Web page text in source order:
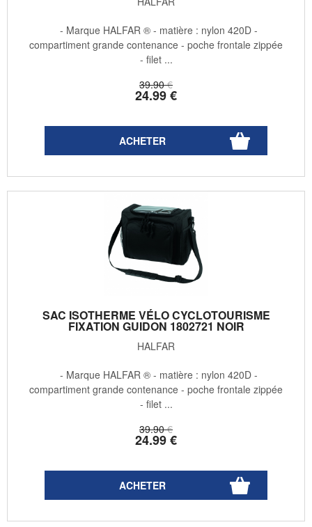
39.90 €
24.99€
- Marque HALFAR ® - matière : nylon 420D -
compartiment grande contenance - poche frontale zippée
- filet ...
SAC ISOTHERME VÉLO CYCLOTOURISME
FIXATION GUIDON 1802721 NOIR
HALFAR
39.90 €
24.99€
- Marque HALFAR ® - matière : nylon 420D -
compartiment grande contenance - poche frontale zippée
- filet ...